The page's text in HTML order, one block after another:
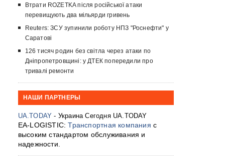
Втрати ROZETKA після російської атаки
перевищують два мільярди гривень
Reuters: ЗСУ зупинили роботу НПЗ "Роснефти" у
Саратові
126 тисяч родин без світла через атаки по
Дніпропетровщині: у ДТЕК попередили про
тривалі ремонти
НАШИ ПАРТНЕРЫ
UA.TODAY - Украина Сегодня UA.TODAY
EA-LOGISTIC:Транспортная компания с
высоким стандартом обслуживания и
надежности.